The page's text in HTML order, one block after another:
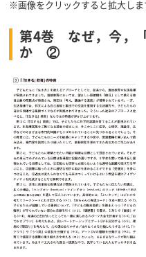
※画像をクリックすると拡大しま
第4巻 なぜ，今，
か ②